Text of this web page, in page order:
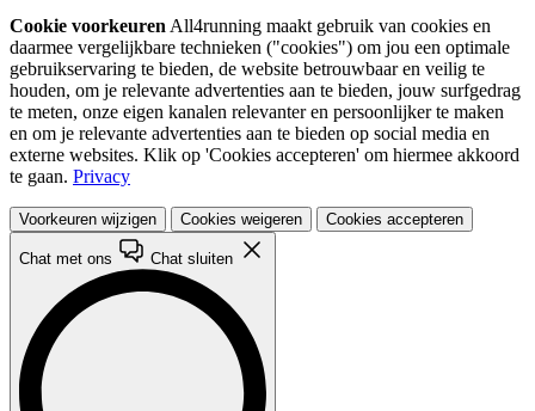
Cookie voorkeuren All4running maakt gebruik van cookies en
daarmee vergelijkbare technieken ("cookies") om jou een optimale
gebruikservaring te bieden, de website betrouwbaar en veilig te
houden, om je relevante advertenties aan te bieden, jouw surfgedrag
te meten, onze eigen kanalen relevanter en persoonlijker te maken
en om je relevante advertenties aan te bieden op social media en
externe websites. Klik op 'Cookies accepteren' om hiermee akkoord
te gaan. Privacy
Voorkeuren wijzigen Cookies weigeren Cookies accepteren
Chat met ons Chat sluiten